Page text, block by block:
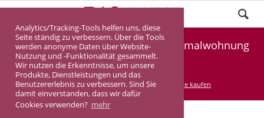
Analytics/Tracking-Tools helfen uns, diese
Seite ständig zu verbessern. Über die Tools
werden anonyme Daten über Website-
Nutzung und -Funktionalität gesammelt.
Wir nutzen die Erkenntnisse, um unsere
Produkte, Dienstleistungen und das
Benutzererlebnis zu verbessern. Sind Sie
damit einverstanden, dass wir dafür
Cookies verwenden? mehr
Denkmalimmobilie Dreieich, Denkmalwohnung
Dreieich
DASINVEST Service Denkmalimmobilie kaufen